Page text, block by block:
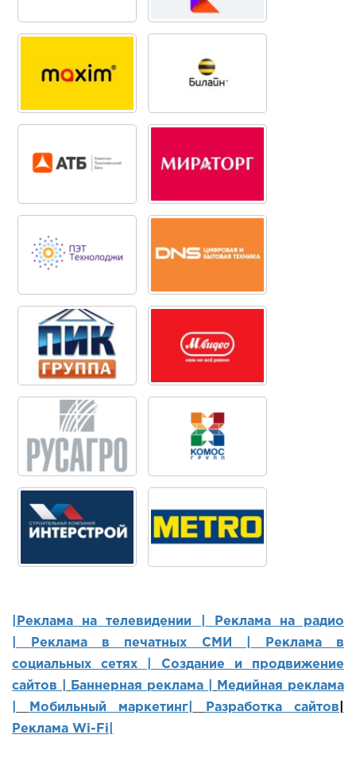
|Реклама на телевидении |
Реклама на радио
Реклама в печатных СМИ |
Реклама в
социальных сетях | Создание и продвижение
сайтов
Баннерная реклама |
Медийная реклама
Мобильный маркетинг Разработка сайтов
Реклама Wi-Fi|